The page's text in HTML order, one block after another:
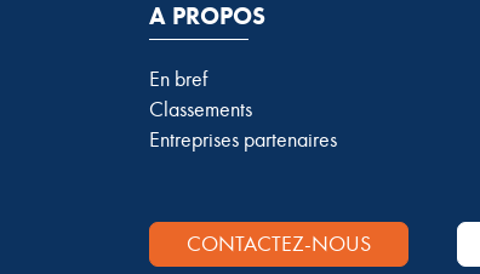
A PROPOS
En bref
Classements
Entreprises partenaires
CONTACTEZ-NOUS